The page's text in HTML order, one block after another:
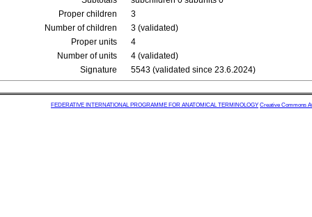
Proper children
3
Number of children
3 (validated)
Proper units
4
Number of units
4 (validated)
Signature
5543 (validated since 23.6.2024)
FEDERATIVE INTERNATIONAL PROGRAMME FOR ANATOMICAL TERMINOLOGY Creative Commons